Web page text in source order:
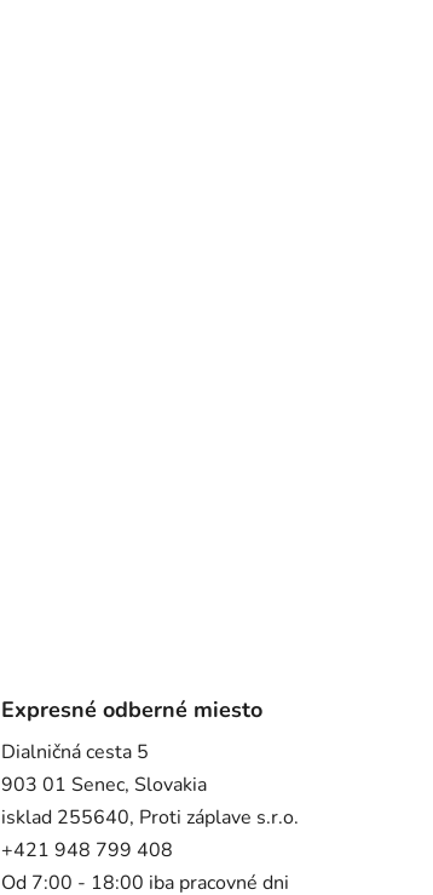
Expresné odberné miesto
Dialničná cesta 5
903 01 Senec, Slovakia
isklad 255640, Proti záplave s.r.o.
+421 948 799 408
Od 7:00 - 18:00 iba pracovné dni